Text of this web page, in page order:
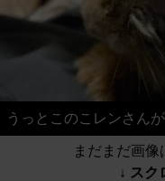
うっとこのこレンさん
まだまだ画像
↓ スク